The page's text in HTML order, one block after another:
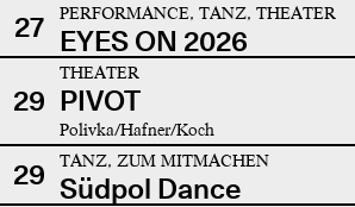
27 PERFORMANCE, TANZ, THEATER
EYES ON 2026
29
THEATER
PIVOT
Polivka/Hafner/Koch
29 TANZ, ZUM MITMACHEN
Südpol Dance